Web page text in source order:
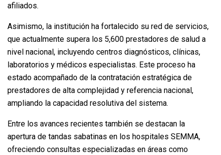
afiliados.
Asimismo, la institución ha fortalecido su red de servicios,
que actualmente supera los 5,600 prestadores de salud a
nivel nacional, incluyendo centros diagnósticos, clínicas,
laboratorios y médicos especialistas. Este proceso ha
estado acompañado de la contratación estratégica de
prestadores de alta complejidad y referencia nacional,
ampliando la capacidad resolutiva del sistema.
Entre los avances recientes también se destacan la
apertura de tandas sabatinas en los hospitales SEMMA,
ofreciendo consultas especializadas en áreas como